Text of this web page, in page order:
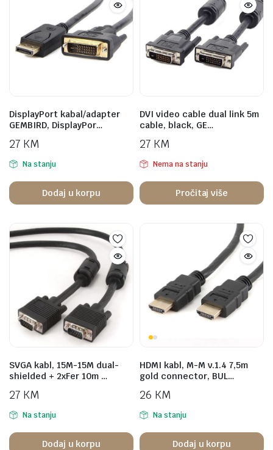
DisplayPort kabal/adapter
GEMBIRD, DisplayPor…
27 KM
Na stanju
Dodaj u korpu
DVI video cable dual link 5m
cable, black, GE…
27 KM
Nema na stanju
Pročitaj više
SVGA kabl, 15M-15M dual-
shielded + 2xFer 10m …
27 KM
Na stanju
Dodaj u korpu
HDMI kabl, M-M v.1.4 7,5m
gold connector, BUL…
26 KM
Na stanju
Dodaj u korpu